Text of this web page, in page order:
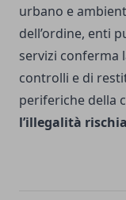
urbano e
dell’ordine, enti
servizi conferma
controlli e di
periferiche della
l’illegalità